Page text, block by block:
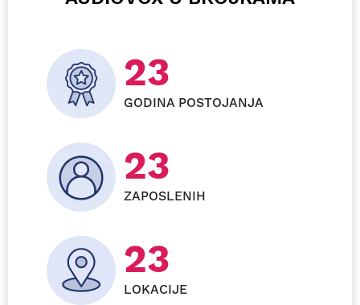
26
GODINA POSTOJANJA
28
ZAPOSLENIH
24
LOKACIJE